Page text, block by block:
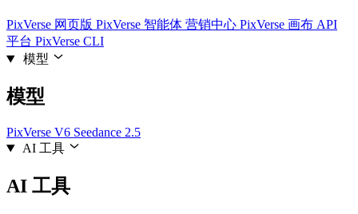
PixVerse 网页版 PixVerse 智能体 营销中心 PixVerse 画布 API
平台 PixVerse CLI
模型
模型
PixVerse V6 Seedance 2.5
AI 工具
AI 工具